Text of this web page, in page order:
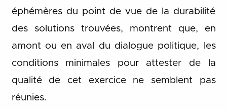
éphémères du point de vue de la durabilité
des solutions trouvées, montrent que, en
amont ou en aval du dialogue politique, les
conditions minimales pour attester de la
qualité de cet exercice ne semblent pas
réunies.